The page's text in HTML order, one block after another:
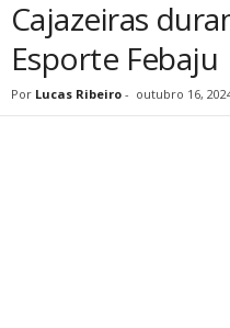
Cajazeiras
Esporte Febaju
Por Lucas Ribeiro - outubro 16,